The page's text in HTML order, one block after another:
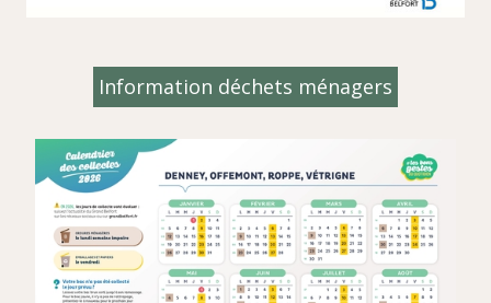
Information déchets ménagers